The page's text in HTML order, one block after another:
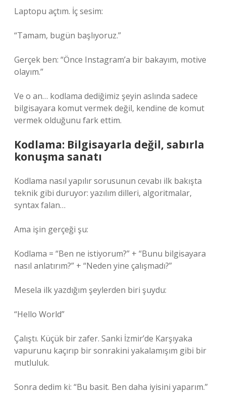
Laptopu açtım. İç sesim:
“Tamam, bugün başlıyoruz.”
Gerçek ben: “Önce Instagram’a bir bakayım, motive
olayım.”
Ve o an… kodlama dediğimiz şeyin aslında sadece
bilgisayara komut vermek değil, kendine de komut
vermek olduğunu fark ettim.
Kodlama: Bilgisayarla değil, sabırla
konuşma sanatı
Kodlama nasıl yapılır sorusunun cevabı ilk bakışta
teknik gibi duruyor: yazılım dilleri, algoritmalar,
syntax falan…
Ama işin gerçeği şu:
Kodlama = “Ben ne istiyorum?” + “Bunu bilgisayara
nasıl anlatırım?” + “Neden yine çalışmadı?”
Mesela ilk yazdığım şeylerden biri şuydu:
“Hello World”
Çalıştı. Küçük bir zafer. Sanki İzmir’de Karşıyaka
vapurunu kaçırıp bir sonrakini yakalamışım gibi bir
mutluluk.
Sonra dedim ki: “Bu basit. Ben daha iyisini yaparım.”